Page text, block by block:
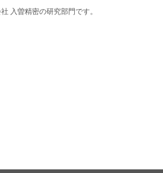
入曽精密の研究部門です。